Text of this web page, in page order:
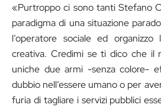
«Purtroppo ci sono tanti Stefano
paradigma di una situazione
l’operatore sociale ed
creativa. Credimi se ti dico che il
uniche due armi -senza colore-
dubbio nell’essere umano o per
furia di tagliare i servizi pubblici